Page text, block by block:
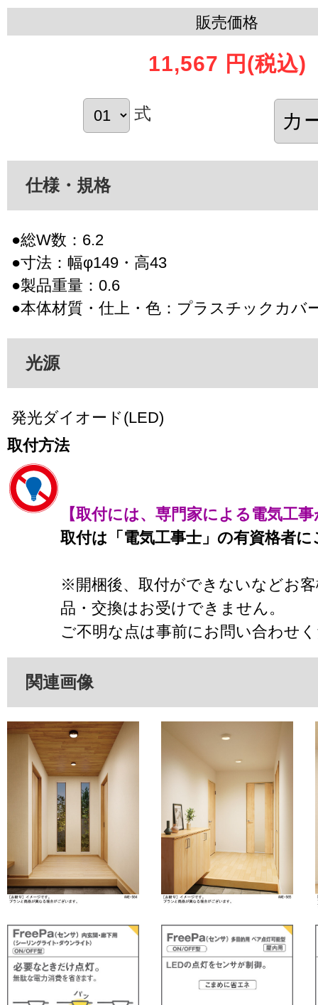
販売価格
11,567 円 (税込)
式
仕様・規格
●総W数：6.2
●寸法：幅φ149・高43
●製品重量：0.6
●本体材質・仕上・色：プラスチックカバ
光源
発光ダイオード(LED)
取付方法
【取付には、専門家による電気工
取付は「電気工事士」の有資格者
※開梱後、取付ができないなどお
品・交換はお受けできません。
ご不明な点は事前にお問い合わせ
関連画像